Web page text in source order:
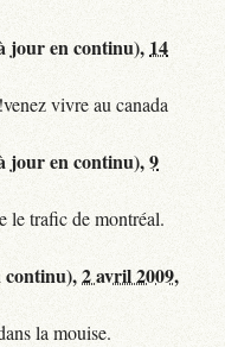
jour en continu), 14
vivre au canada
jour en continu),9
le trafic de montréal.
continu),2 avril 2009,
la mouise.